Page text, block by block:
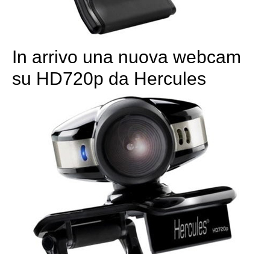
In arrivo una nuova webcam
su HD720p da Hercules